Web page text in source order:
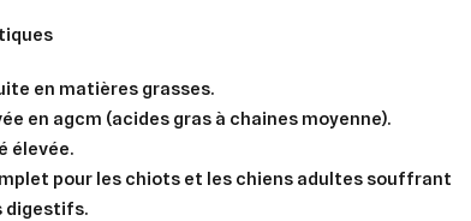
en matières grasses.
en agcm (acides gras à chaines moyenne).
élevée.
pour les chiots et les chiens adultes souffrant
digestifs.